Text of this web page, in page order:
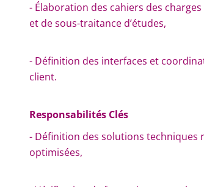
- Élaboration des cahiers des
et de sous-traitance d’études,
- Définition des interfaces et
client.
Responsabilités Clés
- Définition des solutions
optimisées,